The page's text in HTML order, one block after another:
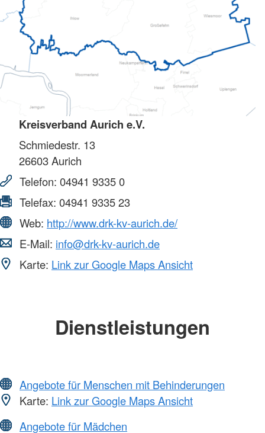
Kreisverband Aurich e.V.
Schmiedestr. 13
26603Aurich
Telefon: 04941 9335 0
Telefax: 04941 9335 23
Web: http://www.drk-kv-aurich.de/
E-Mail: info@drk-kv-aurich.de
Karte: Link zur Google Maps Ansicht
Dienstleistungen
Angebote für Menschen mit Behinderungen
Karte: Link zur Google Maps Ansicht
Angebote für Mädchen